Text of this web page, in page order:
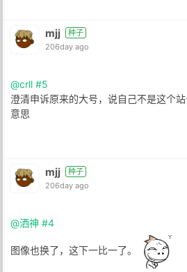
mjj
种子
206day ago
@crll #5
澄清申诉原来的大号，说自己不是这个
意思
mjj
种子
206day ago
@洒神 #4
图像也换了，这下一比一了。